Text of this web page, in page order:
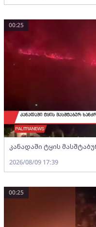
კანადაში ტყის
00:25
2026/08/09 17:39
00:25